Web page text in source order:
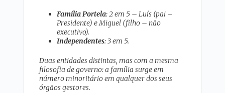
Família Portela: 2 em 5 – Luís (pai –
Presidente) e Miguel (filho – não
executivo).
Independentes: 3 em 5.
Duas entidades distintas, mas com a mesma
filosofia de governo: a família surge em
número minoritário em qualquer dos seus
órgãos gestores.